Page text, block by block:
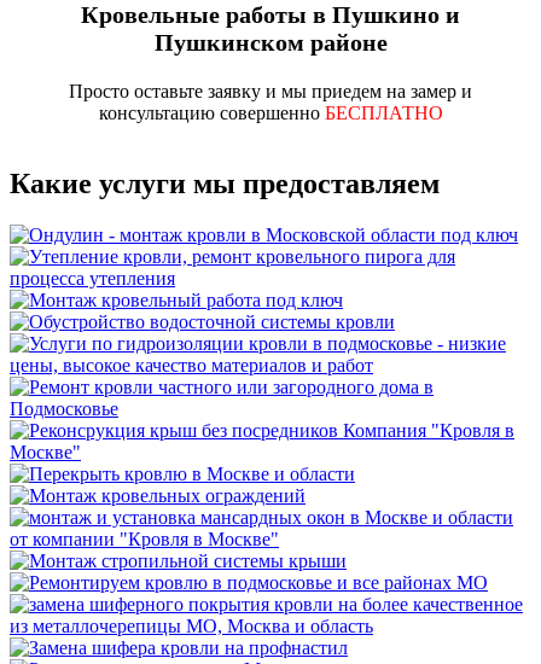
Кровельные работы в Пушкино и
Пушкинском районе
Просто оставьте заявку и мы приедем на замер и
консультацию совершенно БЕСПЛАТНО
Какие услуги мы предоставляем